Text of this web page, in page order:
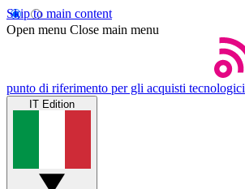
Skip to main content
Open menu Close main menu
punto di riferimento per gli acquisti tecnologici
IT Edition